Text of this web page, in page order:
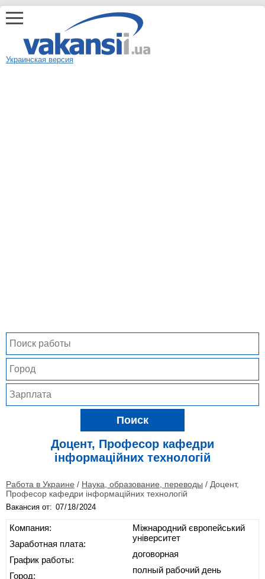
Украинская версия
Поиск
Доцент, Професор кафедри
інформаційних технологій
Работа в Украине / Наука, образование, переводы / Доцент,
Професор кафедри інформаційних технологій
Вакансия от:
Компания:
Заработная плата:
График работы:
Город:
Міжнародний європейський
університет
договорная
полный рабочий день